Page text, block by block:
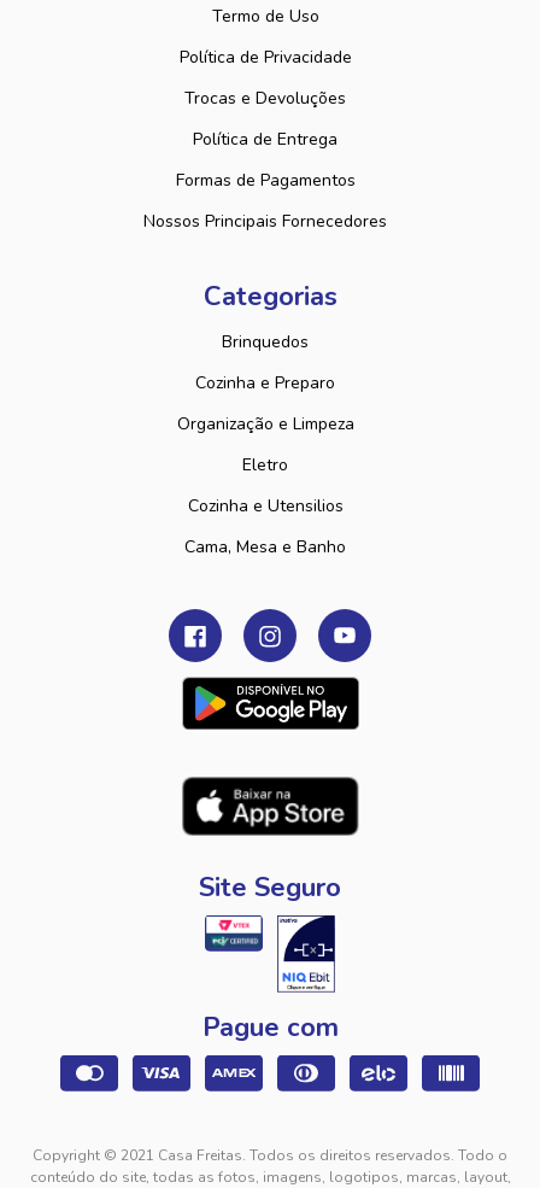
Termo de Uso
Política de Privacidade
Trocas e Devoluções
Política de Entrega
Formas de Pagamentos
Nossos Principais Fornecedores
Categorias
Brinquedos
Cozinha e Preparo
Organização e Limpeza
Eletro
Cozinha e Utensilios
Cama, Mesa e Banho
Site Seguro
Pague com
Copyright © 2021 Casa Freitas. Todos os direitos reservados. Todo o
conteúdo do site, todas as fotos, imagens, logotipos, marcas, layout,